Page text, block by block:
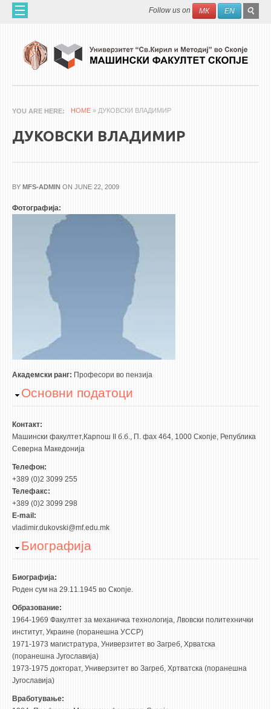
Skip to main content Search
Follow us on МК EN
ЗА НАС
60 ГОДИНИ МФ
НАУЧНА ДЕЈНОСТ
АПЛИКАТИВНА ДЕЈНОСТ
МЕЃУНАРОДНА СОРАБОТКА
ERASMUS+
QIM-SEE
WATERBRIDGING
AIR QUALITY MODELLING
АКТИ
АКТИ
АНКЕТИ И САМОЕВАЛУАЦИИ
ЗАВРШНИ СМЕТКИ
ТЕЛЕФОНСКИ ИМЕНИК
ALUMNI MFS
ИЗВЕСТУВАЊА
НАСТАВЕН КАДАР
ВОНРЕДНИ ПРОФ.
ДОЦЕНТИ
АСИСТЕНТИ
ЛЕКТОРИ
ЛАБОРАНТИ
ПЕНЗИОНИРАН КАДАР
IN MEMORIAM
YOU ARE HERE HOME » ДУКОВСКИ ВЛАДИМИР
ДУКОВСКИ ВЛАДИМИР
BY MFS-ADMIN ON JUNE 22, 2009
Фотографија:
Академски ранг: Професори во пензија
Hide
Основни податоци
Контакт:
Машински факултет,Карпош II б.б., П. фах 464, 1000 Скопје, Република
Северна Македонија
Телефон:
+389 (0)2 3099 255
Телефакс:
+389 (0)2 3099 298
E-mail:
vladimir.dukovski@mf.edu.mk
Hide
Биографија
Биографија:
Роден сум на 29.11.1945 во Скопје.
Образование:
1964-1969 Факултет за механичка технологија, Лвовски политехнички
институт, Украине (поранешна УССР)
1971-1973 магистратура, Универзитет во Загреб, Хрватска
(поранешна Југославиjа)
1973-1975 докторат, Универзитет во Загреб, Хртватска (поранешна
Југославиjа)
Вработување: